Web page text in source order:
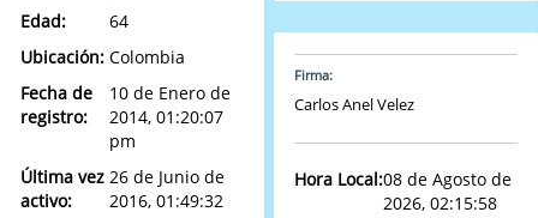
Edad:
64
Ubicación: Colombia
Fecha de
registro:
10 de Enero de
2014, 01:20:07
pm
Última vez
activo:
26 de Junio de
2016, 01:49:32
Firma:
Carlos Anel Velez
Hora Local:08 de Agosto de
2026, 02:15:58